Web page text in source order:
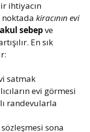
ihtiyacın
noktada kiracının evi
sebepve
En sık
satmak
evi görmesi
randevularla
sona